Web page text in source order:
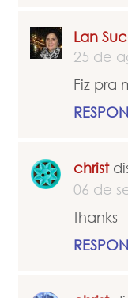
Lan
25 de
Fiz pra
christ
06 de
thanks